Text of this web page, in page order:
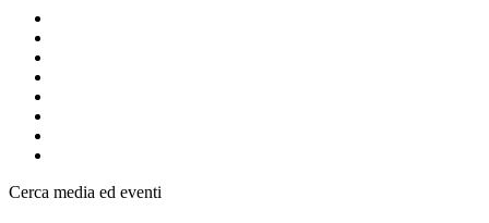
Cerca media ed eventi